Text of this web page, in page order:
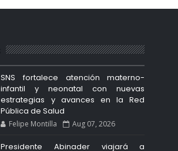
SNS fortalece atención materno-
infantil y neonatal con nuevas
estrategias y avances en la Red
Pública de Salud
Felipe Montilla Aug 07, 2026
Presidente Abinader viajará a